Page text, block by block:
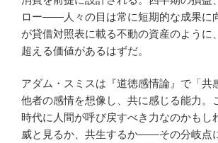
ロー——人々の目は常に短期的な成果に
が貸借対照表に載る不動の資産のように
超える価値があるはずだ。
アダム・スミスは『道徳感情論』で「共
他者の感情を想像し、共に感じる能力。
時代に人間が呼び戻すべき力なのかもし
威と見るか、共生するか——その分岐点